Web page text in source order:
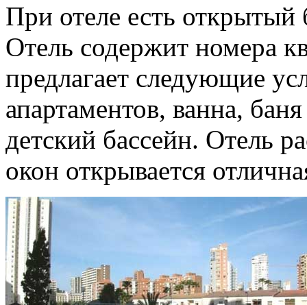
При отеле есть открытый
Отель содержит номера
предлагает следующие
апартаментов, ванна,
детский бассейн. Отель
окон открывается